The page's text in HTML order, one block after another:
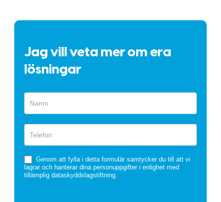
Jag vill veta mer om era
lösningar
Genom att fylla i detta formulär samtycker du till att vi
lagrar och hanterar dina personuppgifter i enlighet med
tillämplig dataskyddslagstiftning.